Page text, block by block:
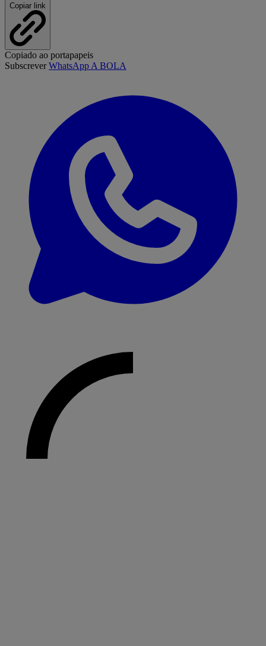
Copiar link
Copiado ao portapapeis
SubscreverWhatsApp A BOLA